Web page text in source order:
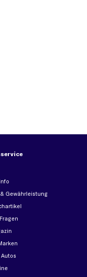
Gewährleistung